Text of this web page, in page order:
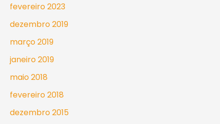
fevereiro 2023
dezembro 2019
março 2019
janeiro 2019
maio 2018
fevereiro 2018
dezembro 2015